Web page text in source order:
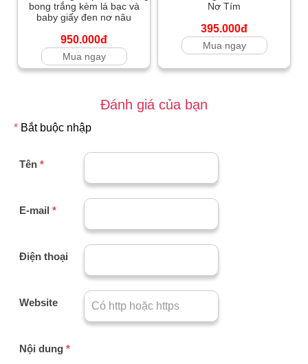
bong trắng kèm lá bạc và
baby giấy đen nơ nâu
950.000đ
Mua ngay
Nơ Tím
395.000đ
Mua ngay
Đánh giá của bạn
* Bắt buộc nhập
Tên *
E-mail *
Điện thoại
Website
Nội dung *